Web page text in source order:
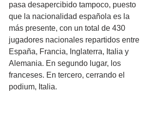
pasa desapercibido tampoco, puesto
que la nacionalidad española es la
más presente, con un total de 430
jugadores nacionales repartidos entre
España, Francia, Inglaterra, Italia y
Alemania. En segundo lugar, los
franceses. En tercero, cerrando el
podium, Italia.